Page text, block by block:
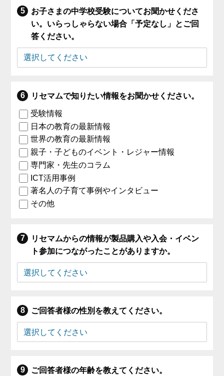
お子さまの中学校受験についてお聞かせくださ
い。いらっしゃらない場合「予定なし」とご回
答ください。
リセマムで知りたい情報をお聞かせください。
受験情報
日本の教育の最新情報
世界の教育の最新情報
親子・子どものイベント・レジャー情報
専門家・先生のコラム
ICT活用事例
著名人の子育て事例やインタビュー
その他
リセマムからの情報が製品購入や入会・イベン
ト参加につながったことがありますか。
ご回答者様の性別を教えてください。
ご回答者様の年齢を教えてください。